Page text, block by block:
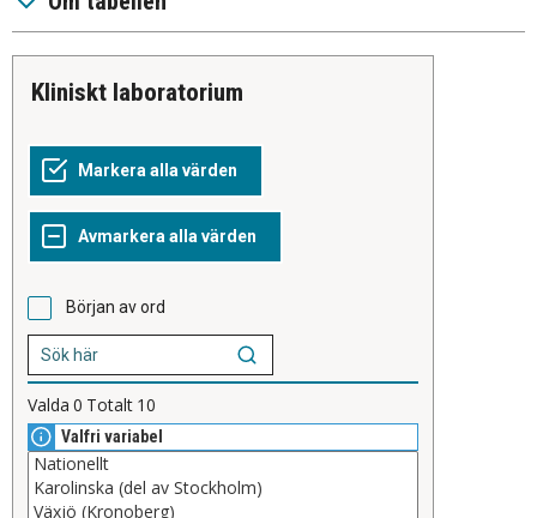
Kliniskt laboratorium
Början av ord
Valda 0 Totalt 10
Valfri variabel